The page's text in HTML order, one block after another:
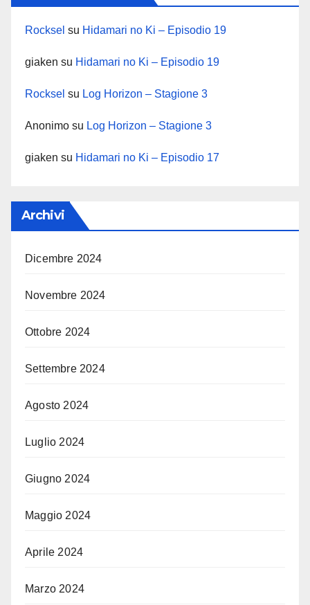
Rocksel su Hidamari no Ki – Episodio 19
giaken su Hidamari no Ki – Episodio 19
Rocksel su Log Horizon – Stagione 3
Anonimo su Log Horizon – Stagione 3
giaken su Hidamari no Ki – Episodio 17
Archivi
Dicembre 2024
Novembre 2024
Ottobre 2024
Settembre 2024
Agosto 2024
Luglio 2024
Giugno 2024
Maggio 2024
Aprile 2024
Marzo 2024